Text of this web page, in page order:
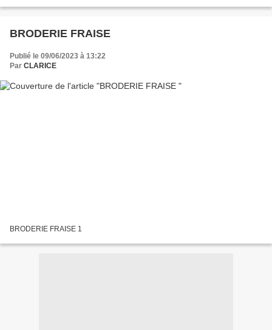
BRODERIE FRAISE
Publié le 09/06/2023 à 13:22
Par CLARICE
BRODERIE FRAISE 1